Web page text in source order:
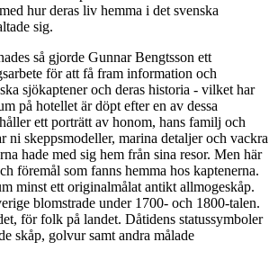
hur deras liv hemma i det svenska
sig.
så gjorde Gunnar Bengtsson ett
för att få fram information och
sjökaptener och deras historia - vilket har
på hotellet är döpt efter en av dessa
ett porträtt av honom, hans familj och
ni skeppsmodeller, marina detaljer och vackra
hade med sig hem från sina resor. Men här
föremål som fanns hemma hos kaptenerna.
minst ett originalmålat antikt allmogeskåp.
blomstrade under 1700- och 1800-talen.
för folk på landet. Dåtidens statussymboler
skåp, golvur samt andra målade